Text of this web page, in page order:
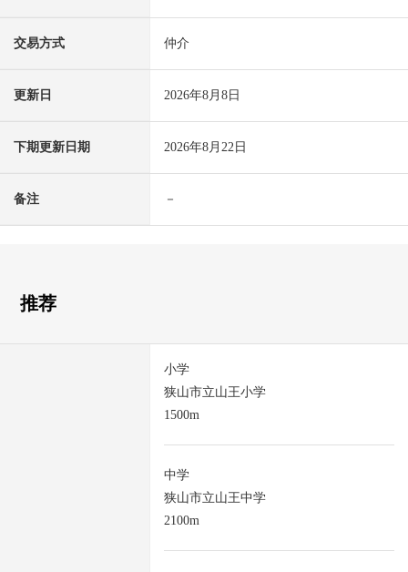
交易方式 仲介
更新日 2026年8月8日
下期更新日期 2026年8月22日
备注 －
推荐
小学
狭山市立山王小学
1500m
中学
狭山市立山王中学
2100m